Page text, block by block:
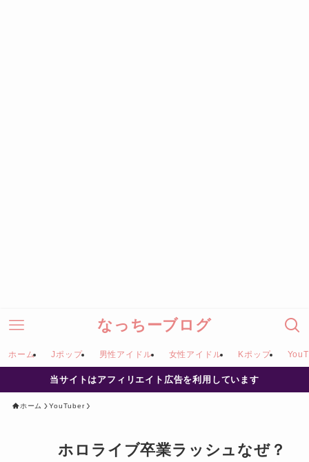
なっちーブログ
ホーム Jポップ 男性アイドル 女性アイドル Kポップ
当サイトはアフィリエイト広告を利用しています
ホーム YouTuber
ホロライブ卒業ラッシュなぜ？